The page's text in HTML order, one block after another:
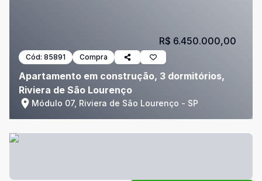
Cód: 85891 Compra
Apartamento em construção, 3 dormitórios,
Riviera de São Lourenço
Módulo 07, Riviera de São Lourenço - SP
R$ 6.450.000,00